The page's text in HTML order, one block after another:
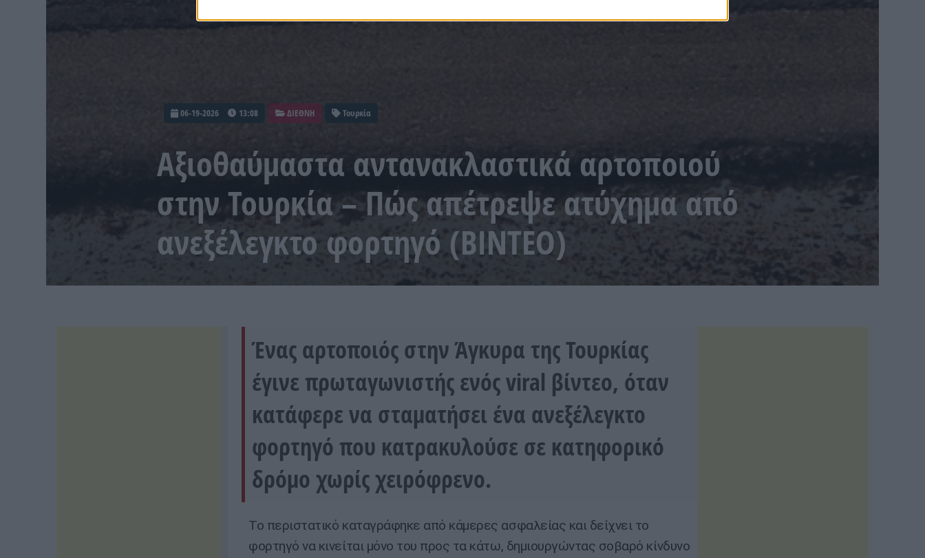
06-19-2026 13:08 ΔΙΕΘΝΗ Τουρκία
Αξιοθαύμαστα αντανακλαστικά αρτοποιού
στην Τουρκία – Πώς απέτρεψε ατύχημα από
ανεξέλεγκτο φορτηγό (ΒΙΝΤΕΟ)
Ένας αρτοποιός στην Άγκυρα της Τουρκίας
έγινε πρωταγωνιστής ενός viral βίντεο, όταν
κατάφερε να σταματήσει ένα ανεξέλεγκτο
φορτηγό που κατρακυλούσε σε κατηφορικό
δρόμο χωρίς χειρόφρενο.
Το περιστατικό καταγράφηκε από κάμερες ασφαλείας και δείχνει το
φορτηγό να κινείται μόνο του προς τα κάτω, δημιουργώντας σοβαρό κίνδυνο